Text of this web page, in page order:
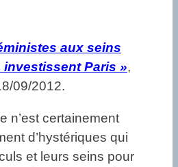
aux seins
investissent Paris »,
09/2012.
n’est certainement
d’hystériques qui
et leurs seins pour